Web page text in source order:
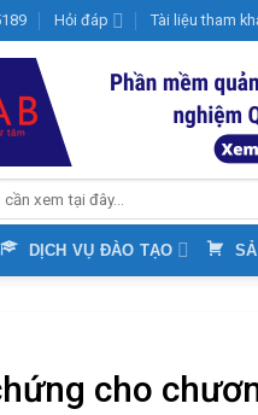
Hỏi đáp Tài liệu tham
DỊCH VỤ ĐÀO TẠO
cho